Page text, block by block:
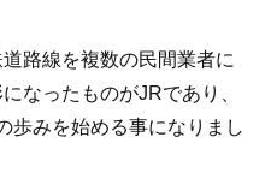
路線を複数の民間業者に
なったものがJRであり、
歩みを始める事になりまし